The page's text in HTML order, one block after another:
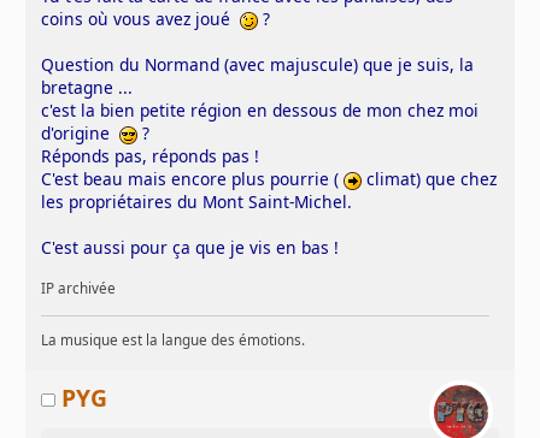
coins où vous avez joué
?
Question du Normand (avec majuscule) que je suis, la
bretagne ...
c'est la bien petite région en dessous de mon chez moi
d'origine
?
Réponds pas, réponds pas !
C'est beau mais encore plus pourrie (
climat) que chez
les propriétaires du Mont Saint-Michel.
C'est aussi pour ça que je vis en bas !
IP archivée
La musique est la langue des émotions.
PYG